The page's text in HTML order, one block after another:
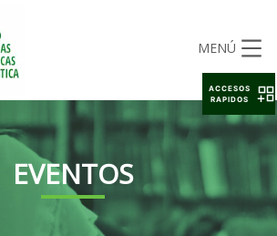
MENÚ
EVENTOS
ACCESOS
RAPIDOS